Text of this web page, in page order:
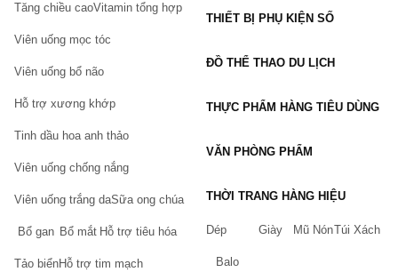
Tăng chiều caoVitamin tổng hợp
Viên uống mọc tóc
Viên uống bổ não
Hỗ trợ xương khớp
Tinh dầu hoa anh thảo
Viên uống chống nắng
Viên uống trắng daSữa ong chúa
Bổ gan Bổ mắt Hỗ trợ tiêu hóa
Tảo biểnHỗ trợ tim mạch
THIẾT BỊ PHỤ KIỆN SỐ
ĐỒ THỂ THAO DU LỊCH
THỰC PHẨM HÀNG TIÊU DÙNG
VĂN PHÒNG PHẨM
THỜI TRANG HÀNG HIỆU
Dép Giày Mũ NónTúi Xách
Balo